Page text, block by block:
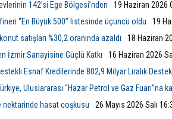
142’si Ege Bölgesi’nden
19 Haziran 2026
“En Büyük 500” listesinde üçüncü oldu
19
satışları %30,2 oranında azaldı
18 Haziran
İzmir Sanayisine Güçlü Katkı
16 Haziran 2026
Esnaf Kredilerinde 802,9 Milyar Liralık Destek
Uluslararası “Hazar Petrol ve Gaz Fuarı”na
nektarinde hasat coşkusu
26 Mayıs 2026 Salı
Aliağa
üçüncüsünü
Günleri,